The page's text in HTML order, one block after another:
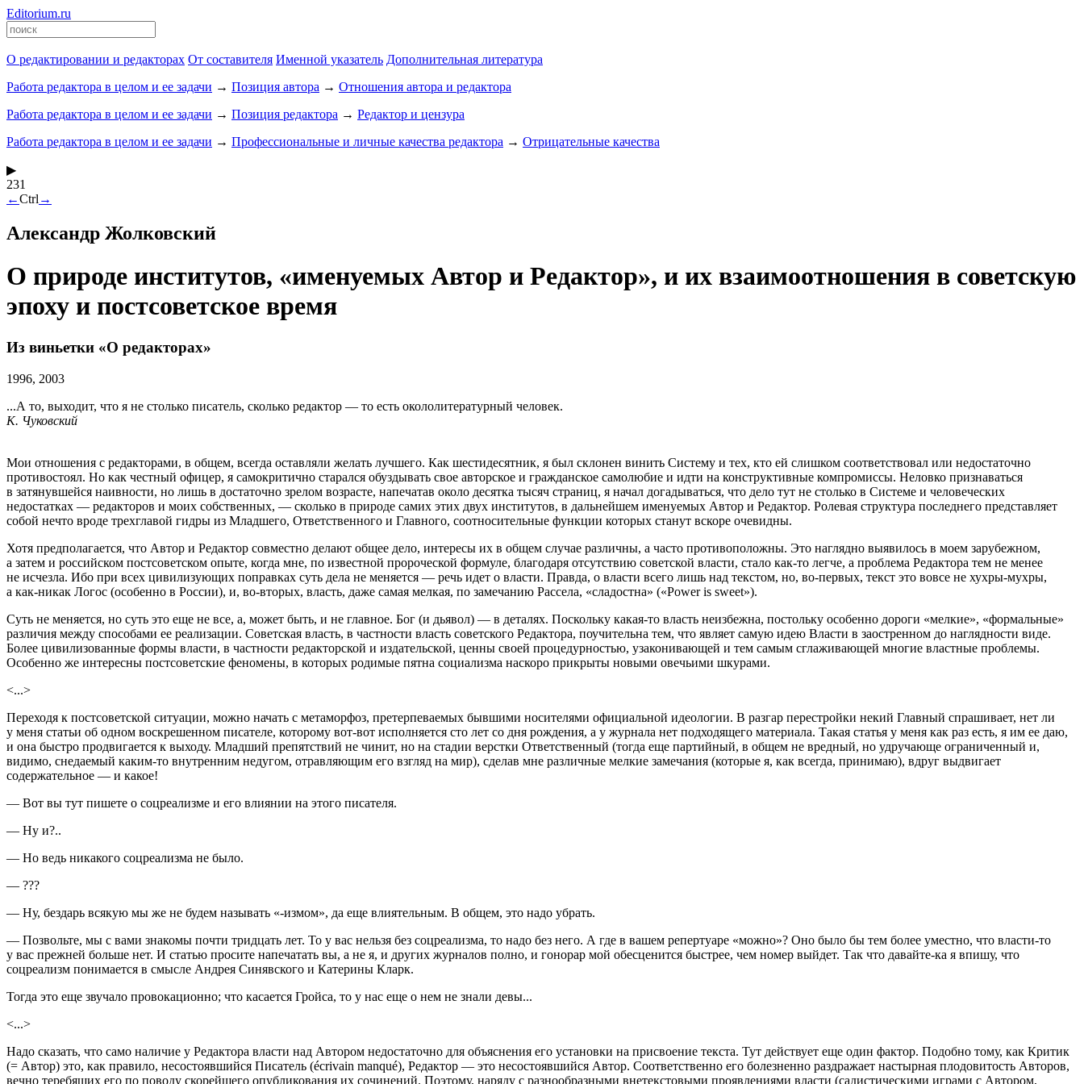
Editorium.ru
О редактировании и редакторах От составителя Именной указатель Дополнительная литература
Работа редактора в целом и ее задачи → Позиция автора → Отношения автора и редактора
Работа редактора в целом и ее задачи → Позиция редактора → Редактор и цензура
Работа редактора в целом и ее задачи → Профессиональные и личные качества редактора → Отрицательные качества
▶
231
←Ctrl →
Александр Жолковский
О природе институтов, «именуемых Автор и Редактор», и их взаимоотношения в советскую
эпоху и постсоветское время
Из виньетки «О редакторах»
1996, 2003
...А то, выходит, что я не столько писатель, сколько редактор — то есть окололитературный человек.
К. Чуковский
Мои отношения с редакторами, в общем, всегда оставляли желать лучшего. Как шестидесятник, я был склонен винить Систему и тех, кто ей слишком соответствовал или недостаточно
противостоял. Но как честный офицер, я самокритично старался обуздывать свое авторское и гражданское самолюбие и идти на конструктивные компромиссы. Неловко признаваться
в затянувшейся наивности, но лишь в достаточно зрелом возрасте, напечатав около десятка тысяч страниц, я начал догадываться, что дело тут не столько в Системе и человеческих
недостатках — редакторов и моих собственных, — сколько в природе самих этих двух институтов, в дальнейшем именуемых Автор и Редактор. Ролевая структура последнего представляет
собой нечто вроде трехглавой гидры из Младшего, Ответственного и Главного, соотносительные функции которых станут вскоре очевидны.
Хотя предполагается, что Автор и Редактор совместно делают общее дело, интересы их в общем случае различны, а часто противоположны. Это наглядно выявилось в моем зарубежном,
а затем и российском постсоветском опыте, когда мне, по известной пророческой формуле, благодаря отсутствию советской власти, стало как-то легче, а проблема Редактора тем не менее
не исчезла. Ибо при всех цивилизующих поправках суть дела не меняется — речь идет о власти. Правда, о власти всего лишь над текстом, но, во-первых, текст это вовсе не хухры-мухры,
а как-никак Логос (особенно в России), и, во-вторых, власть, даже самая мелкая, по замечанию Рассела, «сладостна» («Power is sweet»).
Суть не меняется, но суть это еще не все, а, может быть, и не главное. Бог (и дьявол) — в деталях. Поскольку какая-то власть неизбежна, постольку особенно дороги «мелкие», «формальные»
различия между способами ее реализации. Советская власть, в частности власть советского Редактора, поучительна тем, что являет самую идею Власти в заостренном до наглядности виде.
Более цивилизованные формы власти, в частности редакторской и издательской, ценны своей процедурностью, узаконивающей и тем самым сглаживающей многие властные проблемы.
Особенно же интересны постсоветские феномены, в которых родимые пятна социализма наскоро прикрыты новыми овечьими шкурами.
<...>
Переходя к постсоветской ситуации, можно начать с метаморфоз, претерпеваемых бывшими носителями официальной идеологии. В разгар перестройки некий Главный спрашивает, нет ли
у меня статьи об одном воскрешенном писателе, которому вот-вот исполняется сто лет со дня рождения, а у журнала нет подходящего материала. Такая статья у меня как раз есть, я им ее даю,
и она быстро продвигается к выходу. Младший препятствий не чинит, но на стадии верстки Ответственный (тогда еще партийный, в общем не вредный, но удручающе ограниченный и,
видимо, снедаемый каким-то внутренним недугом, отравляющим его взгляд на мир), сделав мне различные мелкие замечания (которые я, как всегда, принимаю), вдруг выдвигает
содержательное — и какое!
— Вот вы тут пишете о соцреализме и его влиянии на этого писателя.
— Ну и?..
— Но ведь никакого соцреализма не было.
— ???
— Ну, бездарь всякую мы же не будем называть «-измом», да еще влиятельным. В общем, это надо убрать.
— Позвольте, мы с вами знакомы почти тридцать лет. То у вас нельзя без соцреализма, то надо без него. А где в вашем репертуаре «можно»? Оно было бы тем более уместно, что власти-то
у вас прежней больше нет. И статью просите напечатать вы, а не я, и других журналов полно, и гонорар мой обесценится быстрее, чем номер выйдет. Так что давайте-ка я впишу, что
соцреализм понимается в смысле Андрея Синявского и Катерины Кларк.
Тогда это еще звучало провокационно; что касается Гройса, то у нас еще о нем не знали девы...
<...>
Надо сказать, что само наличие у Редактора власти над Автором недостаточно для объяснения его установки на присвоение текста. Тут действует еще один фактор. Подобно тому, как Критик
(= Автор) это, как правило, несостоявшийся Писатель (écrivain manqué), Редактор — это несостоявшийся Автор. Соответственно его болезненно раздражает настырная плодовитость Авторов,
вечно теребящих его по поводу скорейшего опубликования их сочинений. Поэтому, наряду с разнообразными внетекстовыми проявлениями власти (садистическими играми с Автором,